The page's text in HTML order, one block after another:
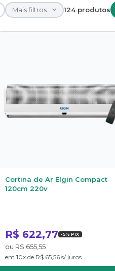
Mais filtros... 124 produtos
Cortina de Ar Elgin Compact
120cm 220v
R$ 622,77 -5% PIX
ou R$ 655,55
em 10x de R$ 65,56 s/ juros